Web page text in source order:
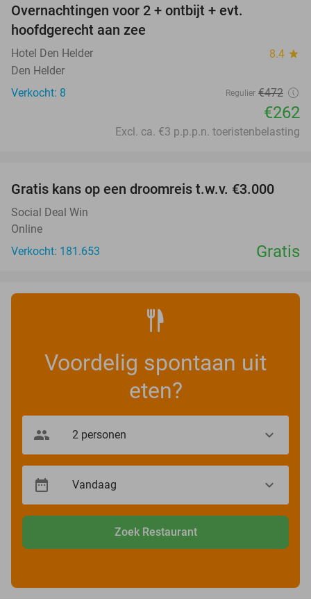
Overnachtingen voor 2 + ontbijt + evt.
hoofdgerecht aan zee
Hotel Den Helder 8.4 star
Den Helder
Verkocht: 8
Regulier €472
€262
Excl. ca. €3 p.p.p.n. toeristenbelasting
Gratis kans op een droomreis t.w.v. €3.000
Social Deal Win
Online
Verkocht: 181.653
Gratis
Voordelig spontaan uit
eten?
Zoek Restaurant